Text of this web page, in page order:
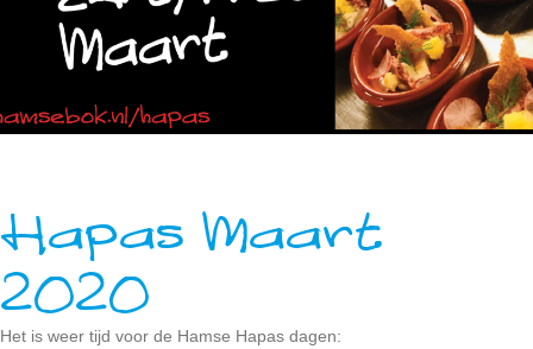
Hapas Maart
2020
Het is weer tijd voor de Hamse Hapas dagen: